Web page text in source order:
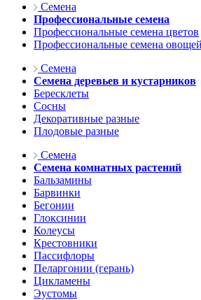
Семена
Профессиональные семена
Профессиональные семена цветов
Профессиональные семена
Семена
Семена деревьев и кустарников
Бересклеты
Сосны
Декоративные разные
Плодовые разные
Семена
Семена комнатных растений
Бальзамины
Барвинки
Бегонии
Глоксинии
Колеусы
Крестовники
Пассифлоры
Пеларгонии (герань)
Цикламены
Эустомы